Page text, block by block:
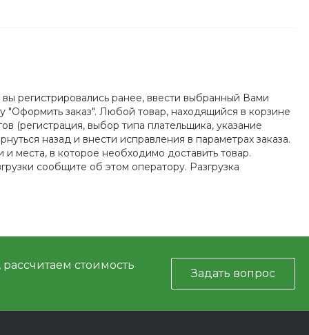
регистрировались ранее, ввести выбранный Вами
"Оформить заказ". Любой товар, находящийся в корзине
(регистрация, выбор типа плательщика, указание
назад и внести исправления в параметрах заказа.
места, в которое необходимо доставить товар.
сообщите об этом оператору. Разгрузка
стоимость
Задать вопрос